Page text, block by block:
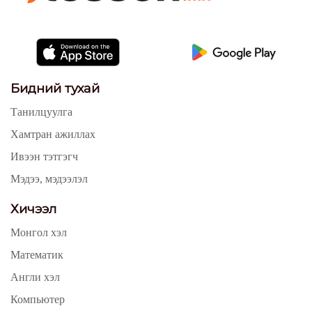
Бидний тухай
Танилцуулга
Хамтран ажиллах
Ивээн тэтгэгч
Мэдээ, мэдээлэл
Хичээл
Монгол хэл
Математик
Англи хэл
Компьютер